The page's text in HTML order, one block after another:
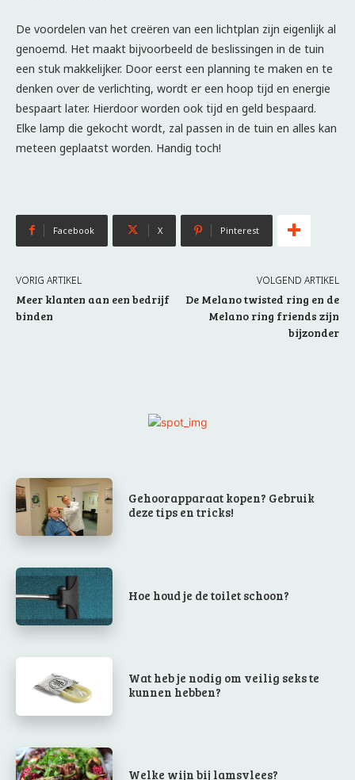
De voordelen van het creëren van een lichtplan zijn eigenlijk al
genoemd. Het maakt bijvoorbeeld de beslissingen in de tuin
een stuk makkelijker. Door eerst een planning te maken en te
denken over de verlichting, wordt er een hoop tijd en energie
bespaart later. Hierdoor worden ook tijd en geld bespaard.
Elke lamp die gekocht wordt, zal passen in de tuin en alles kan
meteen geplaatst worden. Handig toch!
Facebook X Pinterest
VORIG ARTIKEL
Meer klanten aan een bedrijf
binden
VOLGEND ARTIKEL
De Melano twisted ring en de
Melano ring friends zijn
bijzonder
Gehoorapparaat kopen? Gebruik
deze tips en tricks!
Hoe houd je de toilet schoon?
Wat heb je nodig om veilig seks te
kunnen hebben?
Welke wijn bij lamsvlees?